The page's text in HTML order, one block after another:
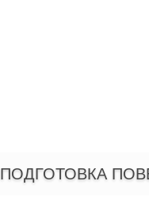
ПОДГОТОВКА